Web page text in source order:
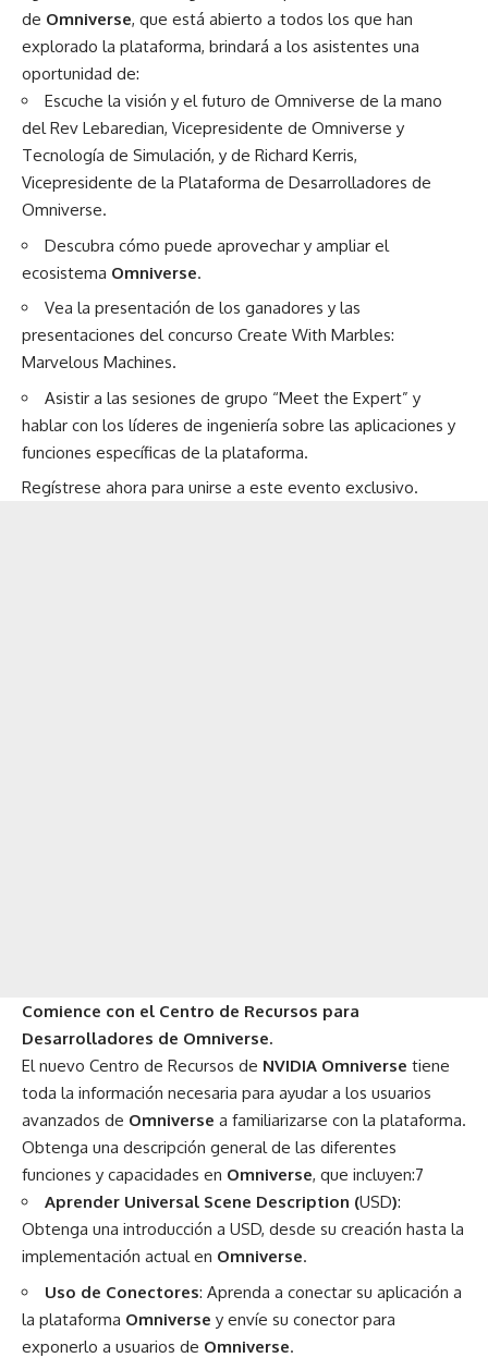
de Omniverse, que está abierto a todos los que han
explorado la plataforma, brindará a los asistentes una
oportunidad de:
Escuche la visión y el futuro de Omniverse de la mano
delRev Lebaredian, Vicepresidente de Omniverse y
Tecnología de Simulación, y de Richard Kerris,
Vicepresidente de la Plataforma de Desarrolladores de
Omniverse.
Descubra cómo puede aprovechar y ampliar el
ecosistema Omniverse.
Vea la presentación de los ganadores y las
presentaciones del concurso Create With Marbles:
Marvelous Machines.
Asistir a las sesiones de grupo “Meet the Expert” y
hablar con los líderes de ingeniería sobre las aplicaciones y
funciones específicas de la plataforma.
Regístrese ahora para unirse a este evento exclusivo.
Comience con el Centro de Recursos para
Desarrolladores de Omniverse.
El nuevo Centro de Recursos de NVIDIA Omniverse tiene
toda la información necesaria para ayudar a los usuarios
avanzados de Omniverse a familiarizarse con la plataforma.
Obtenga una descripción general de las diferentes
funciones y capacidades en Omniverse, que incluyen:7
Aprender Universal Scene Description (USD):
Obtenga una introducción a USD, desde su creación hasta la
implementación actual en Omniverse.
Uso de Conectores: Aprenda a conectar su aplicación a
la plataforma Omniverse y envíe su conector para
exponerlo a usuarios de Omniverse.